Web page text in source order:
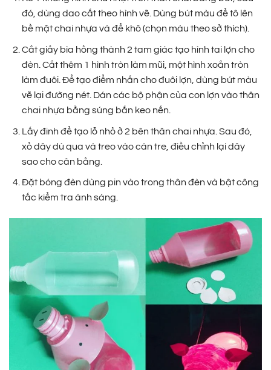
đó, dùng dao cắt theo hình vẽ. Dùng bút màu để tô lên
bề mặt chai nhựa và để khô (chọn màu theo sở thích).
Cắt giấy bìa hồng thành 2 tam giác tạo hình tai lợn cho
đèn. Cắt thêm 1 hình tròn làm mũi, một hình xoắn tròn
làm đuôi. Để tạo điểm nhấn cho đuôi lợn, dùng bút màu
vẽ lại đường nét. Dán các bộ phận của con lợn vào thân
chai nhựa bằng súng bắn keo nến.
Lấy đinh để tạo lỗ nhỏ ở 2 bên thân chai nhựa. Sau đó,
xỏ dây dù qua và treo vào cán tre, điều chỉnh lại dây
sao cho cân bằng.
Đặt bóng đèn dùng pin vào trong thân đèn và bật công
tắc kiểm tra ánh sáng.